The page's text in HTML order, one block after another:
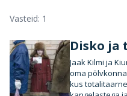
Vasteid: 1
Disko ja
Jaak Kilmi ja
oma
kus